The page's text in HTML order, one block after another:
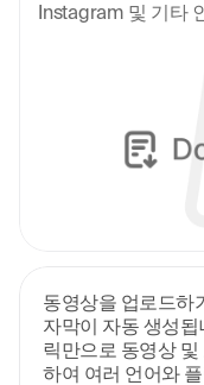
Instagram 및 기타
동영상을 업로드하
자막이 자동 생성
릭만으로 동영상
하여 여러 언어와